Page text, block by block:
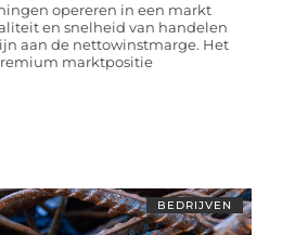
opereren in een markt
en snelheid van handelen
aan de nettowinstmarge. Het
marktpositie
BEDRIJVEN